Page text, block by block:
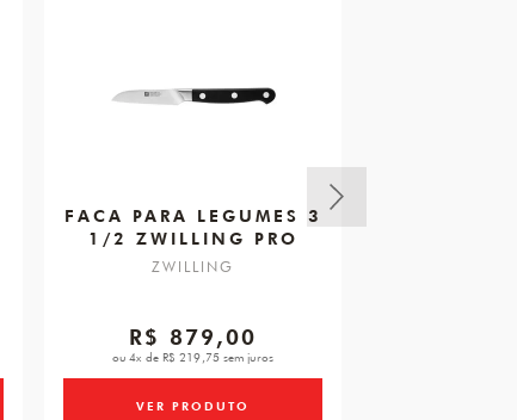
FACA PARA LEGUMES 3
1/2 ZWILLING PRO
ZWILLING
R$ 879,00
ou 4x de R$ 219,75 sem juros
VER PRODUTO